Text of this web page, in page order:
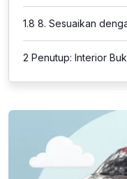
1.8 8. Sesuaikan
2 Penutup: Interior